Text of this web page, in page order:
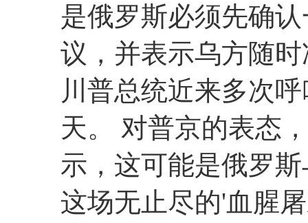
是俄罗斯必须先确
议，并表示乌方随
川普总统近来多次
天。 对普京的表态
示，这可能是俄罗
这场无止尽的'血腥